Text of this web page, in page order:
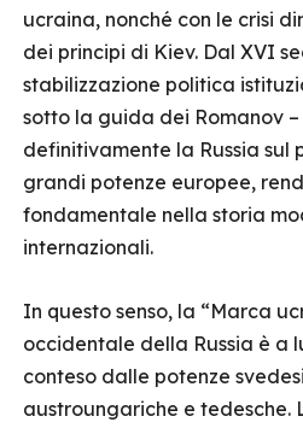
ucraina, nonché con le crisi
dei principi di Kiev. Dal XVI
stabilizzazione politica
sotto la guida dei Romanov
definitivamente la Russia sul
grandi potenze europee,
fondamentale nella storia
internazionali.
In questo senso, la “Marca
occidentale della Russia è a
conteso dalle potenze
austroungariche e tedesche.